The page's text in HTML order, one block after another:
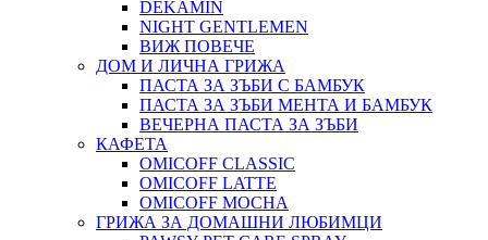
DEKAMIN
NIGHT GENTLEMEN
ВИЖ ПОВЕЧЕ
ДОМ И ЛИЧНА ГРИЖА
ПАСТА ЗА ЗЪБИ С БАМБУК
ПАСТА ЗА ЗЪБИ МЕНТА И БАМБУК
ВЕЧЕРНА ПАСТА ЗА ЗЪБИ
КАФЕТА
OMICOFF CLASSIC
OMICOFF LATTE
OMICOFF MOCHA
ГРИЖА ЗА ДОМАШНИ ЛЮБИМЦИ